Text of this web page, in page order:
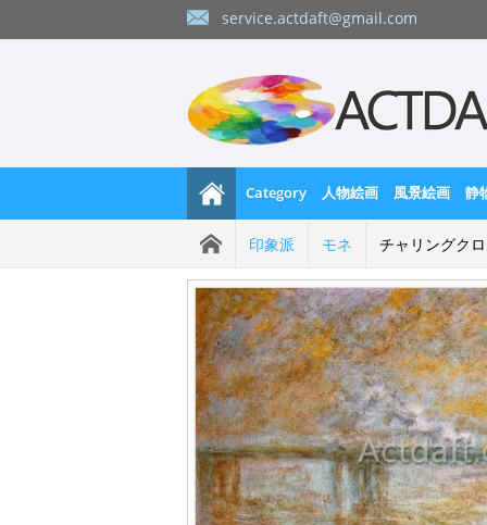
service.actdaft@gmail.com
Category 人物絵画 風景絵画 静
印象派 モネ チャリングク